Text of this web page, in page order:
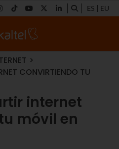
ES EU
CONVIRTIENDO TU
internet
móvil en